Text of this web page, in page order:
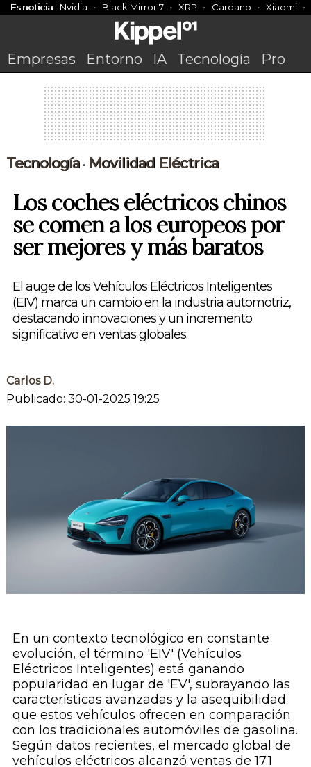
Es noticia Nvidia Black Mirror 7 XRP Cardano Xiaomi
Empresas Entorno IA Tecnología Pro
Tecnología• Movilidad Eléctrica
Los coches eléctricos chinos
se comen a los europeos por
ser mejores y más baratos
El auge de los Vehículos Eléctricos Inteligentes
(EIV) marca un cambio en la industria automotriz,
destacando innovaciones y un incremento
significativo en ventas globales.
Carlos D.
Publicado: 30-01-2025 19:25
En un contexto tecnológico en constante
evolución, el término 'EIV' (Vehículos
Eléctricos Inteligentes) está ganando
popularidad en lugar de 'EV', subrayando las
características avanzadas y la asequibilidad
que estos vehículos ofrecen en comparación
con los tradicionales automóviles de gasolina.
Según datos recientes, el mercado global de
vehículos eléctricos alcanzó ventas de 17.1